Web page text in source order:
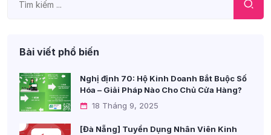
Bài viết phổ biến
Nghị định 70: Hộ Kinh Doanh Bắt Buộc Số
Hóa – Giải Pháp Nào Cho Chủ Cửa Hàng?
18 Tháng 9, 2025
[Đà Nẵng] Tuyển Dụng Nhân Viên Kinh